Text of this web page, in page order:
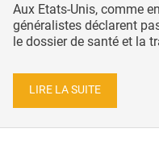
Aux Etats-Unis, comme
généralistes déclarent
le dossier de santé et la
LIRE LA SUITE